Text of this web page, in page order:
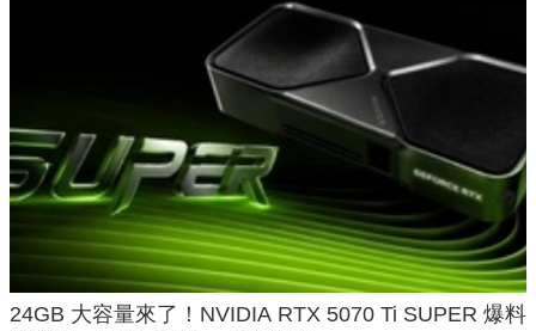
24GB 大容量來了！NVIDIA RTX 5070 Ti SUPER 爆料